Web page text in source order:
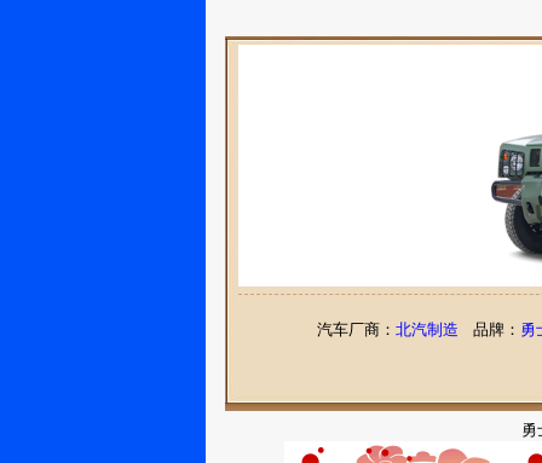
汽车厂商： 北汽制造 品牌： 勇
勇